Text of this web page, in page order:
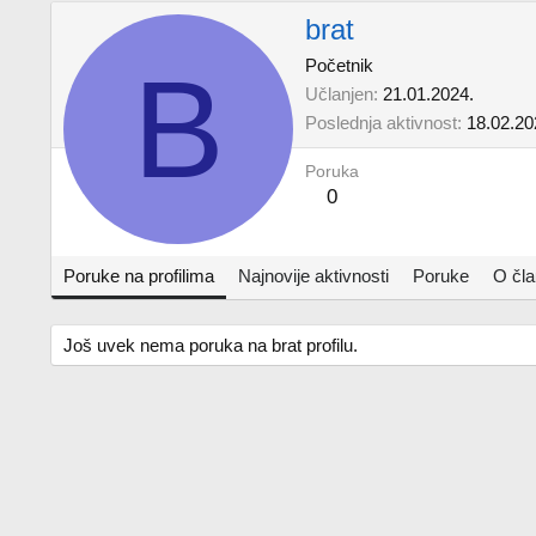
B
brat
Početnik
Učlanjen 21.01.2024.
Poslednja aktivnost
Poruka
0
Poruke na profilima Najnovije aktivnosti Poruke O
Još uvek nema poruka na brat profilu.